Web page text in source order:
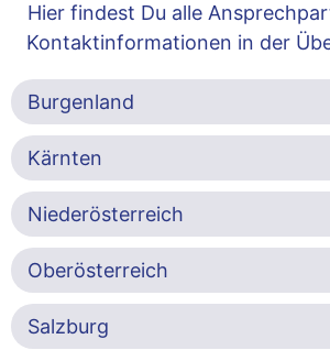
Hier findest Du alle
Kontaktinformationen in der
Burgenland
Kärnten
Niederösterreich
Oberösterreich
Salzburg